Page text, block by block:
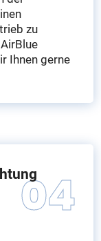
zu
Ihnen gerne